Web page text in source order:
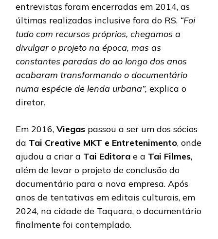
entrevistas foram encerradas em 2014, as
últimas realizadas inclusive fora do RS. “Foi
tudo com recursos próprios, chegamos a
divulgar o projeto na época, mas as
constantes paradas do ao longo dos anos
acabaram transformando o documentário
numa espécie de lenda urbana”, explica o
diretor.
Em 2016, Viegas passou a ser um dos sócios
da Tai Creative MKT e Entretenimento, onde
ajudou a criar a Tai Editora e a Tai Filmes,
além de levar o projeto de conclusão do
documentário para a nova empresa. Após
anos de tentativas em editais culturais, em
2024, na cidade de Taquara, o documentário
finalmente foi contemplado.